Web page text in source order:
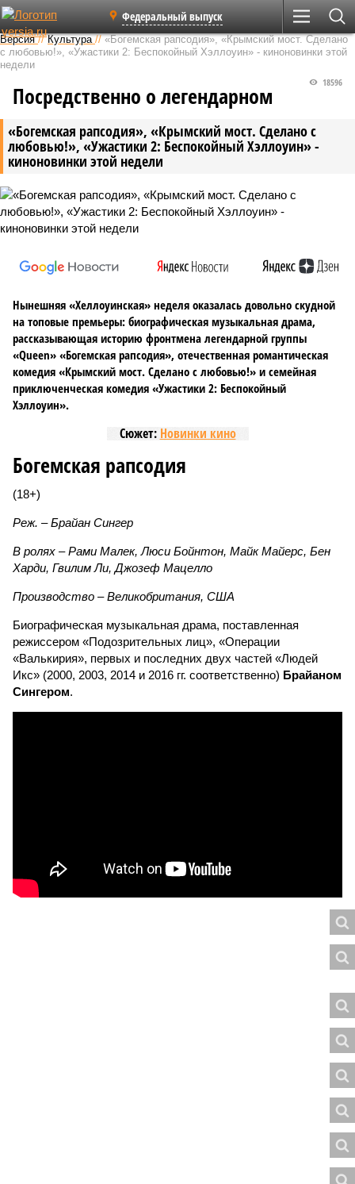
Федеральный выпуск
Версия //Культура //«Богемская рапсодия», «Крымский мост. Сделано
с любовью!», «Ужастики 2: Беспокойный Хэллоуин» - киноновинки этой
недели
«Богемская рапсодия», «Крымский мост. Сделано с
любовью!», «Ужастики 2: Беспокойный Хэллоуин» -
киноновинки этой недели
18596
Посредственно о легендарном
Нынешняя «Хеллоуинская» неделя оказалась довольно скудной
на топовые премьеры: биографическая музыкальная драма,
рассказывающая историю фронтмена легендарной группы
«Queen» «Богемская рапсодия», отечественная романтическая
комедия «Крымский мост. Сделано с любовью!» и семейная
приключенческая комедия «Ужастики 2: Беспокойный
Хэллоуин».
Сюжет: Новинки кино
Богемская рапсодия
(18+)
Реж. – Брайан Сингер
В ролях – Рами Малек, Люси Бойнтон, Майк Майерс, Бен
Харди, Гвилим Ли, Джозеф Мацелло
Производство – Великобритания, США
Биографическая музыкальная драма, поставленная
режиссером «Подозрительных лиц», «Операции
«Валькирия», первых и последних двух частей «Людей
Икс» (2000, 2003, 2014 и 2016 гг. соответственно) Брайаном
Сингером.